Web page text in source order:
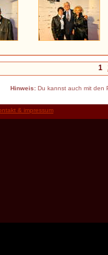
1
Hinweis:Du kannst auch mit den
& impressum